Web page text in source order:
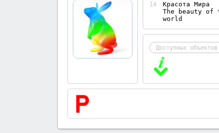
14
Красота Мира
The beauty of
world
Доступных объектов